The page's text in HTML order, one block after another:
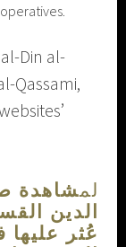
Din al-
Qassami,
لم
الدين
عُثر